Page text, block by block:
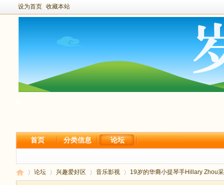
设为首页 收藏本站
首页 分类信息 论坛
论坛 兴趣爱好区 音乐影视 19岁的华裔小提琴手Hillary Zhou